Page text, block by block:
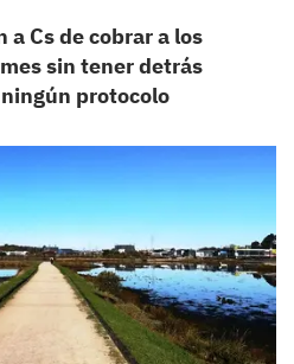
a Cs de cobrar a los
sin tener detrás
protocolo